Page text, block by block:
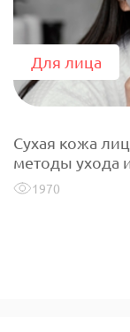
Для лица
Сухая кожа
методы ухода
1970